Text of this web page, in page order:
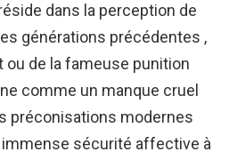
dans la perception de
générations précédentes ,
ou de la fameuse punition
comme un manque cruel
préconisations modernes
immense sécurité affective à